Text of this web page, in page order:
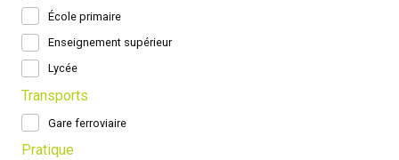
École primaire
Enseignement supérieur
Lycée
Transports
Gare ferroviaire
Pratique